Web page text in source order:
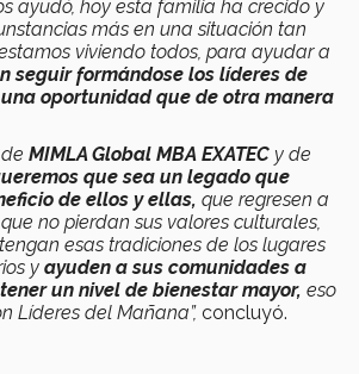
ayudó, hoy esta familia ha crecido y
más en una situación tan
viviendo todos, para ayudar a
seguir formándose los líderes de
oportunidad que de otra manera
MIMLA Global MBA EXATEC y de
que sea un legado que
de ellos y ellas, que regresen a
no pierdan sus valores culturales,
esas tradiciones de los lugares
y ayuden a sus comunidades a
un nivel de bienestar mayor, eso
Líderes del Mañana”, concluyó.